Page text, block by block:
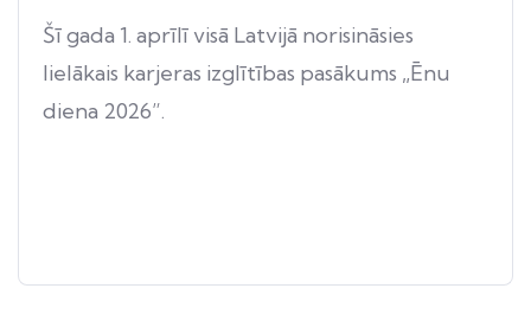
Šī gada 1. aprīlī visā Latvijā norisināsies
lielākais karjeras izglītības pasākums „Ēnu
diena 2026”.